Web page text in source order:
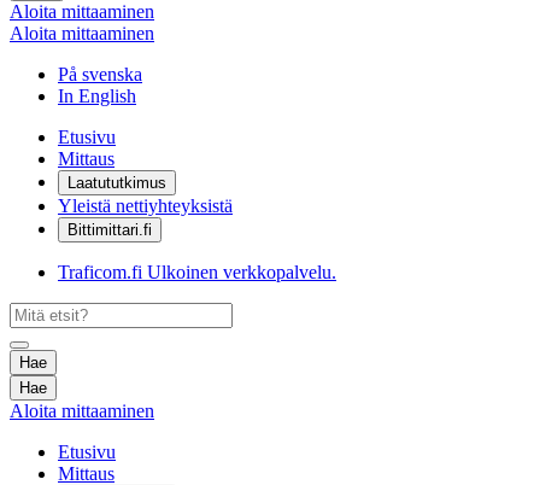
Aloita mittaaminen
Aloita mittaaminen
På svenska
In English
Etusivu
Mittaus
Laatututkimus
Yleistä nettiyhteyksistä
Bittimittari.fi
Traficom.fi Ulkoinen verkkopalvelu.
Hae
Hae
Aloita mittaaminen
Etusivu
Mittaus